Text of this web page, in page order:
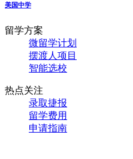
美国中学
留学方案
微留学计划
摆渡人项目
智能选校
热点关注
录取捷报
留学费用
申请指南